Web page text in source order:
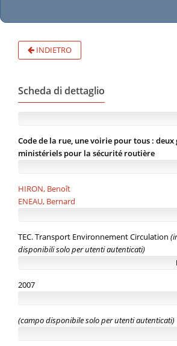
INDIETRO
Scheda di dettaglio
Code de la rue, une voirie pour tous :
ministériels pour la sécurité routière
HIRON, Benoît
ENEAU, Bernard
TEC. Transport Environnement Circulation
disponibili solo per utenti autenticati)
2007
(campo disponibile solo per utenti autenticati)